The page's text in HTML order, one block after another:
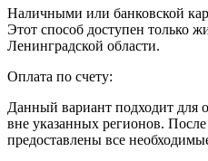
Наличными или банковской
Этот способ доступен только
Ленинградской области.
Оплата по счету:
Данный вариант подходит для
вне указанных регионов. После
предоставлены все